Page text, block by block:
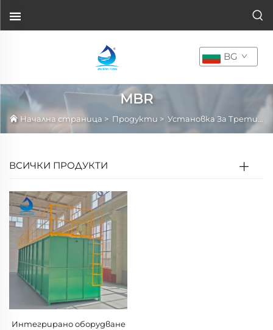
BG
MBR
Начална страница > Продукти > Установка За Третиране На Сточни Води В Упаковка
ВСИЧКИ ПРОДУКТИ
Интегрирано оборудване